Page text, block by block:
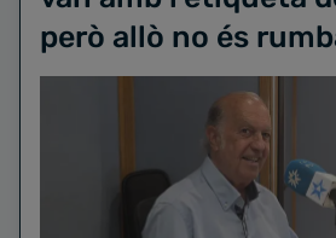
però allò no és